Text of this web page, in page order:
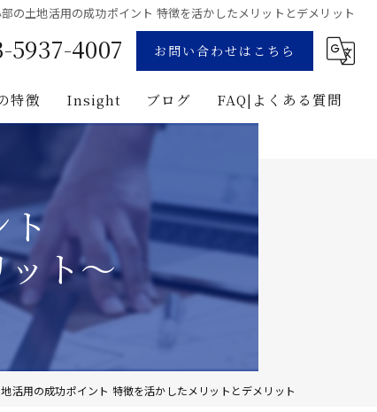
の土地活用の成功ポイント 特徴を活かしたメリットとデメリット
5937-4007 お問い合わせはこちら
特徴
ルティング
ェクト・マネジメント
Insight ブログ FAQ|よくある質問
ト～
活用の成功ポイント 特徴を活かしたメリットとデメリット